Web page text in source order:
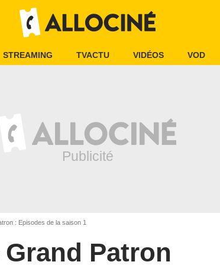
STREAMING TVACTU VIDÉOS VOD
: Episodes de la saison 1
Grand Patron